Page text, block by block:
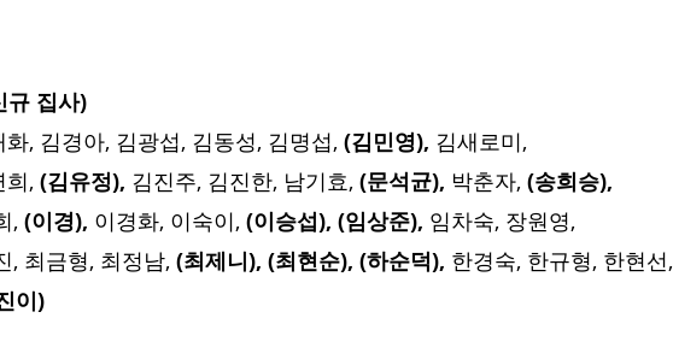
규 집사)
화, 김경아, 김광섭, 김동성, 김명섭, (김민영), 김새로미,
희, (김유정), 김진주, 김진한, 남기효, (문석균), 박춘자, (송희승),
, (이경), 이경화, 이숙이, (이승섭), (임상준), 임차숙, 장원영,
, 최금형, 최정남, (최제니), (최현순), (하순덕), 한경숙, 한규형, 한현선,
이)